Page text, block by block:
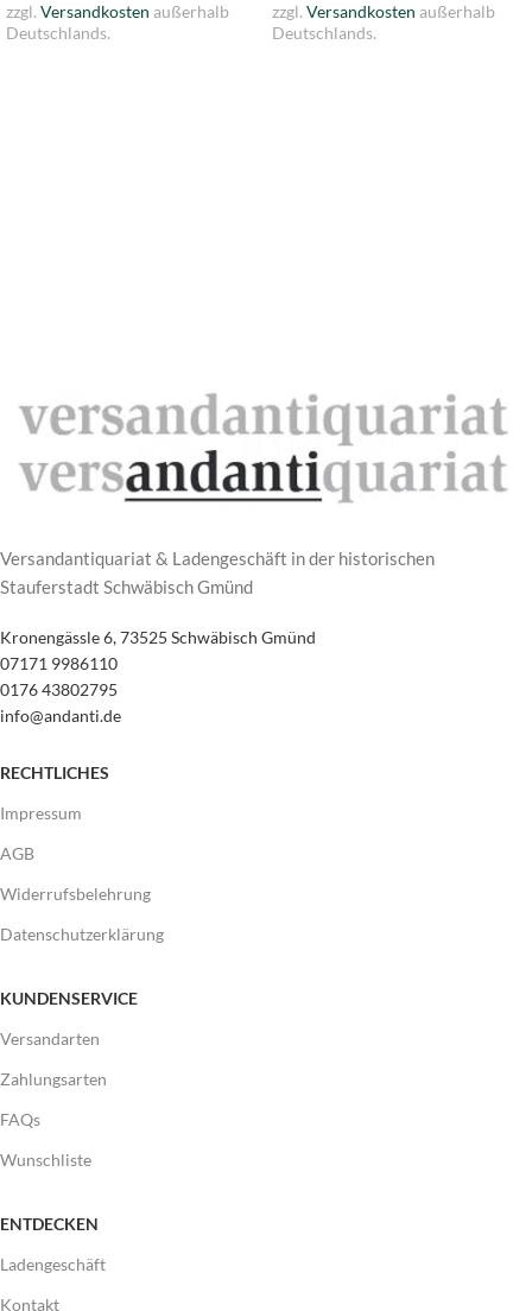
zzgl. Versandkosten außerhalb
Deutschlands.
zzgl. Versandkosten außerhalb
Deutschlands.
Versandantiquariat & Ladengeschäft in der historischen
Stauferstadt Schwäbisch Gmünd
Kronengässle 6, 73525 Schwäbisch Gmünd
07171 9986110
0176 43802795
info@andanti.de
RECHTLICHES
Impressum
AGB
Widerrufsbelehrung
Datenschutzerklärung
KUNDENSERVICE
Versandarten
Zahlungsarten
FAQs
Wunschliste
ENTDECKEN
Ladengeschäft
Kontakt